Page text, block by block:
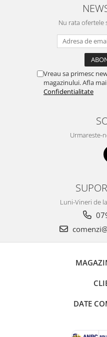
Nu rata ofertele
Vreau sa primesc
magazinului. Afla
Confidentialitate
Urmareste-
Luni-Vineri de
DATE